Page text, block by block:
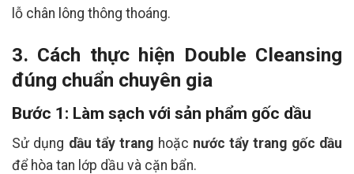
lỗ chân lông thông thoáng.
3. Cách thực hiện Double Cleansing
đúng chuẩn chuyên gia
Bước 1: Làm sạch với sản phẩm gốc dầu
Sử dụng dầu tẩy trang hoặc nước tẩy trang gốc dầu
để hòa tan lớp dầu và cặn bẩn.